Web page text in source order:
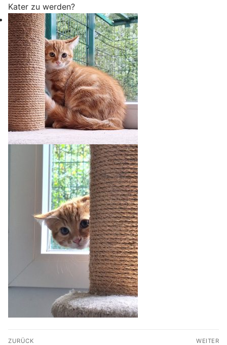
Kater zu werden?
Beitragsnavigation
ZURÜCK WEITER